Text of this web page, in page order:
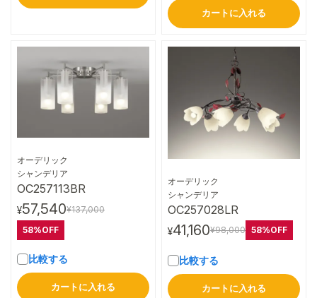
カートに入れる
オーデリック
シャンデリア
OC257113BR
¥57,540¥137,000
58%OFF
比較する
カートに入れる
オーデリック
シャンデリア
OC257028LR
¥41,160¥98,000 58%OFF
比較する
カートに入れる